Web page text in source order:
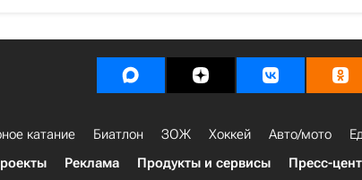
катание Биатлон ЗОЖ Хоккей Авто/мото
Реклама Продукты и сервисы Пресс-